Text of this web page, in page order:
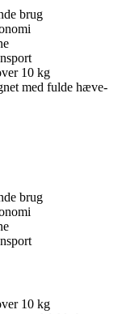
brug
10 kg
med fulde hæve-
brug
10 kg